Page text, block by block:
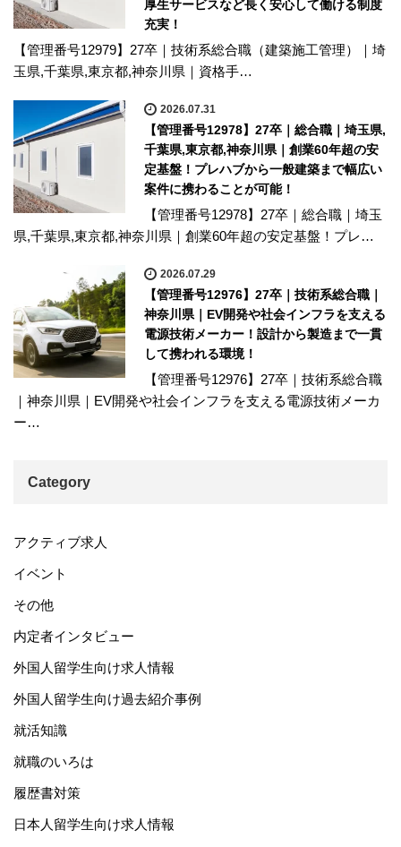
厚生サービスなど長く安心して働ける制度
充実！
【管理番号12979】27卒｜技術系総合職（建築施工管理）｜埼
玉県,千葉県,東京都,神奈川県｜資格手…
2026.07.31
【管理番号12978】27卒｜総合職｜埼玉県,
千葉県,東京都,神奈川県｜創業60年超の安
定基盤！プレハブから一般建築まで幅広い
案件に携わることが可能！
【管理番号12978】27卒｜総合職｜埼玉
県,千葉県,東京都,神奈川県｜創業60年超の安定基盤！プレ…
2026.07.29
【管理番号12976】27卒｜技術系総合職｜
神奈川県｜EV開発や社会インフラを支える
電源技術メーカー！設計から製造まで一貫
して携われる環境！
【管理番号12976】27卒｜技術系総合職
｜神奈川県｜EV開発や社会インフラを支える電源技術メーカ
ー…
Category
アクティブ求人
イベント
その他
内定者インタビュー
外国人留学生向け求人情報
外国人留学生向け過去紹介事例
就活知識
就職のいろは
履歴書対策
日本人留学生向け求人情報